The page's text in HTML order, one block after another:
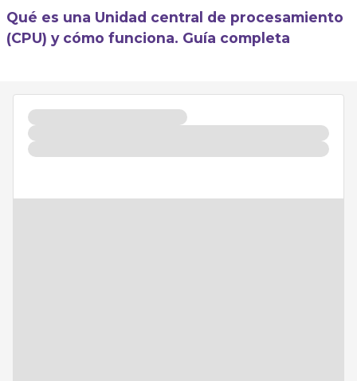
Qué es una Unidad central de procesamiento
(CPU) y cómo funciona. Guía completa